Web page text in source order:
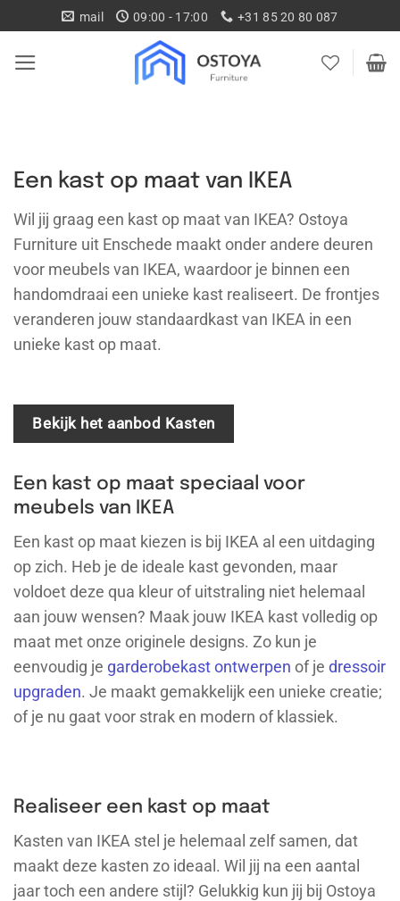
naar
inhoud
mail 09:00 - 17:00 +31 85 20 80 087
Een kast op maat van IKEA
Wil jij graag een kast op maat van IKEA? Ostoya
Furniture uit Enschede maakt onder andere deuren
voor meubels van IKEA, waardoor je binnen een
handomdraai een unieke kast realiseert. De frontjes
veranderen jouw standaardkast van IKEA in een
unieke kast op maat.
Bekijk het aanbod Kasten
Een kast op maat speciaal voor
meubels van IKEA
Een kast op maat kiezen is bij IKEA al een uitdaging
op zich. Heb je de ideale kast gevonden, maar
voldoet deze qua kleur of uitstraling niet helemaal
aan jouw wensen? Maak jouw IKEA kast volledig op
maat met onze originele designs. Zo kun je
eenvoudig je garderobekast ontwerpen of je dressoir
upgraden. Je maakt gemakkelijk een unieke creatie;
of je nu gaat voor strak en modern of klassiek.
Realiseer een kast op maat
Kasten van IKEA stel je helemaal zelf samen, dat
maakt deze kasten zo ideaal. Wil jij na een aantal
jaar toch een andere stijl? Gelukkig kun jij bij Ostoya